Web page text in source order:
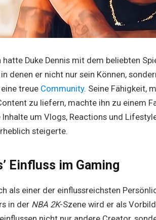
hatte Duke Dennis mit dem beliebten
denen er nicht nur sein Können,
treue Community. Seine Fähigkeit,
zu liefern, machte ihn zu einem
um Vlogs, Reactions und
steigerte.
Einfluss im Gaming
als einer der einflussreichsten
in der NBA 2K-Szene wird er als Vorbild